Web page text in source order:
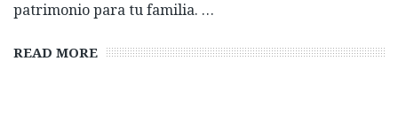
patrimonio para tu familia. …
READ MORE